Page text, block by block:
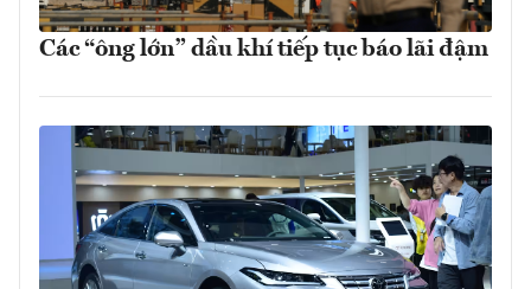
Các “ông lớn” dầu khí tiếp tục báo lãi đậm